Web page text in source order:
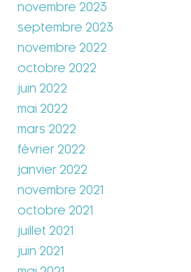
novembre 2023
septembre 2023
novembre 2022
octobre 2022
juin 2022
mai 2022
mars 2022
février 2022
janvier 2022
novembre 2021
octobre 2021
juillet 2021
juin 2021